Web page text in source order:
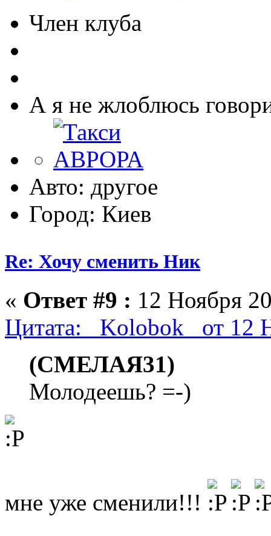
Член клуба
А я не жлоблюсь
Авто: другое
Город: Киев
Re: Хочу сменить Ник
« Ответ #9 : 12 Ноября
Цитата: _Kolobok_ от 12
(СМЕЛАЯ31)
Молодеешь? =-)
мне уже сменили!!!